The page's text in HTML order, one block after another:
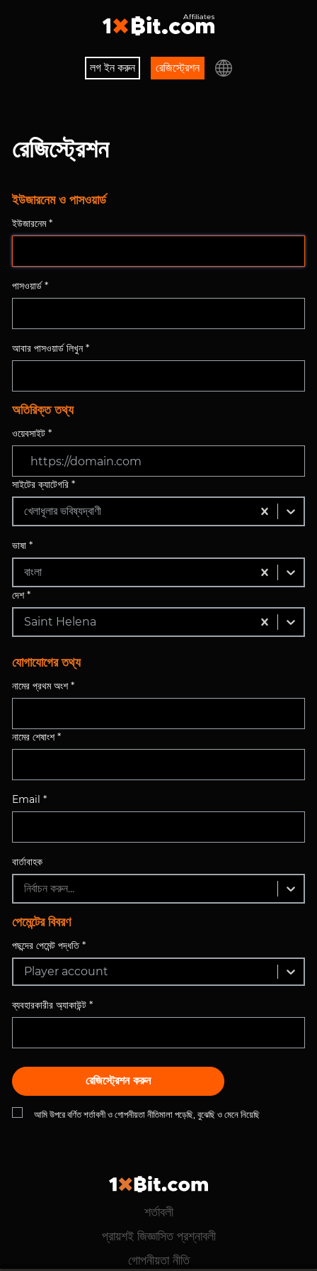
লগ ইন করুন রেজিস্ট্রেশন
রেজিস্ট্রেশন
ইউজারনেম ও পাসওয়ার্ড
ইউজারনেম *
পাসওয়ার্ড *
আবার পাসওয়ার্ড লিখুন *
অতিরিক্ত তথ্য
ওয়েবসাইট *
সাইটের ক্যাটেগরি *
খেলাধূলার ভবিষ্যদ্বাণী
ভাষা *
বাংলা
দেশ *
Saint Helena
যোগাযোগের তথ্য
নামের প্রথম অংশ *
নামের শেষাংশ *
Email *
বার্তাবাহক
নির্বাচন করুন...
পেমেন্টের বিবরণ
পছন্দের পেমেন্ট পদ্ধতি *
Player account
ব্যবহারকারীর অ্যাকাউন্ট *
রেজিস্ট্রেশন করুন
আমি উপরে বর্ণিত শর্তাবলী ও গোপনীয়তা নীতিমালা পড়েছি, বুঝেছি ও মেনে নিয়েছি
শর্তাবলী
প্রায়শই জিজ্ঞাসিত প্রশ্নাবলী
গোপনীয়তা নীতি